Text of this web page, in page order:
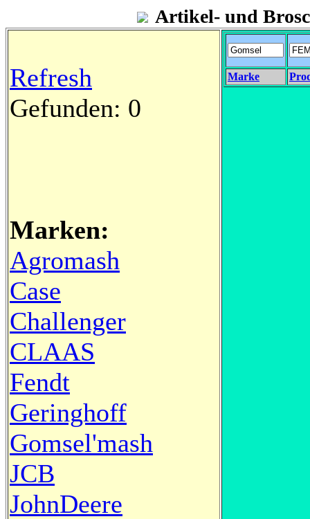
Artikel- und
Refresh
Gefunden: 0
Marken:
Agromash
Case
Challenger
CLAAS
Fendt
Geringhoff
Gomsel'mash
JCB
JohnDeere
Marke